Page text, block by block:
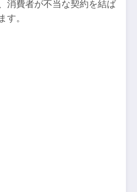
消費者が不当な契約を結ば
。